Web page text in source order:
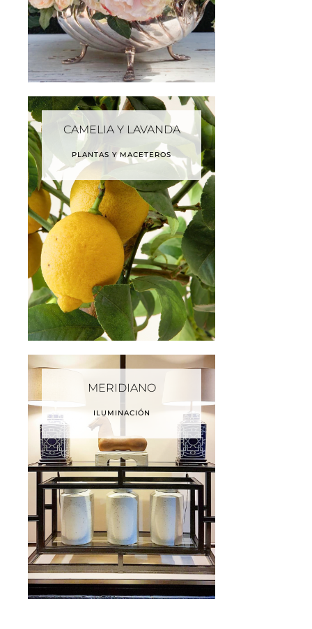
CAMELIA Y LAVANDA
PLANTAS Y MACETEROS
MERIDIANO
ILUMINACIÓN